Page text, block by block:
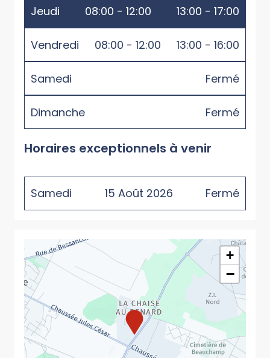
Jeudi 08:00 - 12:00 13:00 - 17:00
Vendredi 08:00 - 12:00 13:00 - 16:00
Samedi Fermé
Dimanche Fermé
Horaires exceptionnels à venir
Samedi 15 Août 2026 Fermé
+
−